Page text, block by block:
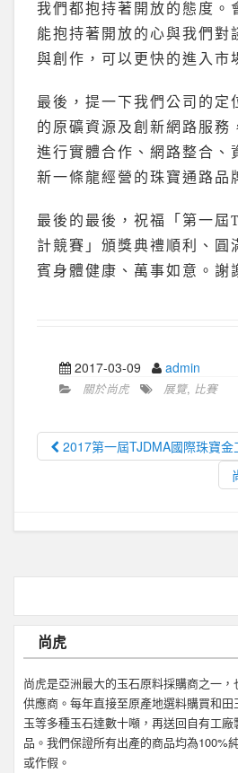
我們都抱持著開放的態度。
能抱持著開放的心與我們對
與創作，可以更快的進入市
最後，提一下我們公司的定
的原礦資源及創新網路服務
進行實體合作、網路整合、
新一條龍經營的珠寶通路品
最後的最後，祝福「第一屆
計競賽」頒獎典禮順利、圓
賓身體健康、萬事如意。謝
2017-03-09 admin
關於尚虎 展覽, 比賽
2017第一屆TJDMA國際珠寶
尚虎
尚虎是亞洲最大的玉石原料採購商之一
供應商。每年直接至原產地選料購買和
玉等多種玉石達數十噸，再送回自有工
品。我們保證所有出產的商品均為100%
或作假。